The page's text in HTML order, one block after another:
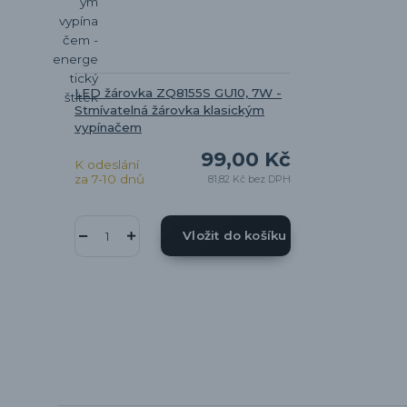
LED žárovka ZQ8155S GU10, 7W -
Stmívatelná žárovka klasickým
vypínačem
99,00 Kč
81,82 Kč bez DPH
K odeslání
za 7-10 dnů
Vložit do košíku